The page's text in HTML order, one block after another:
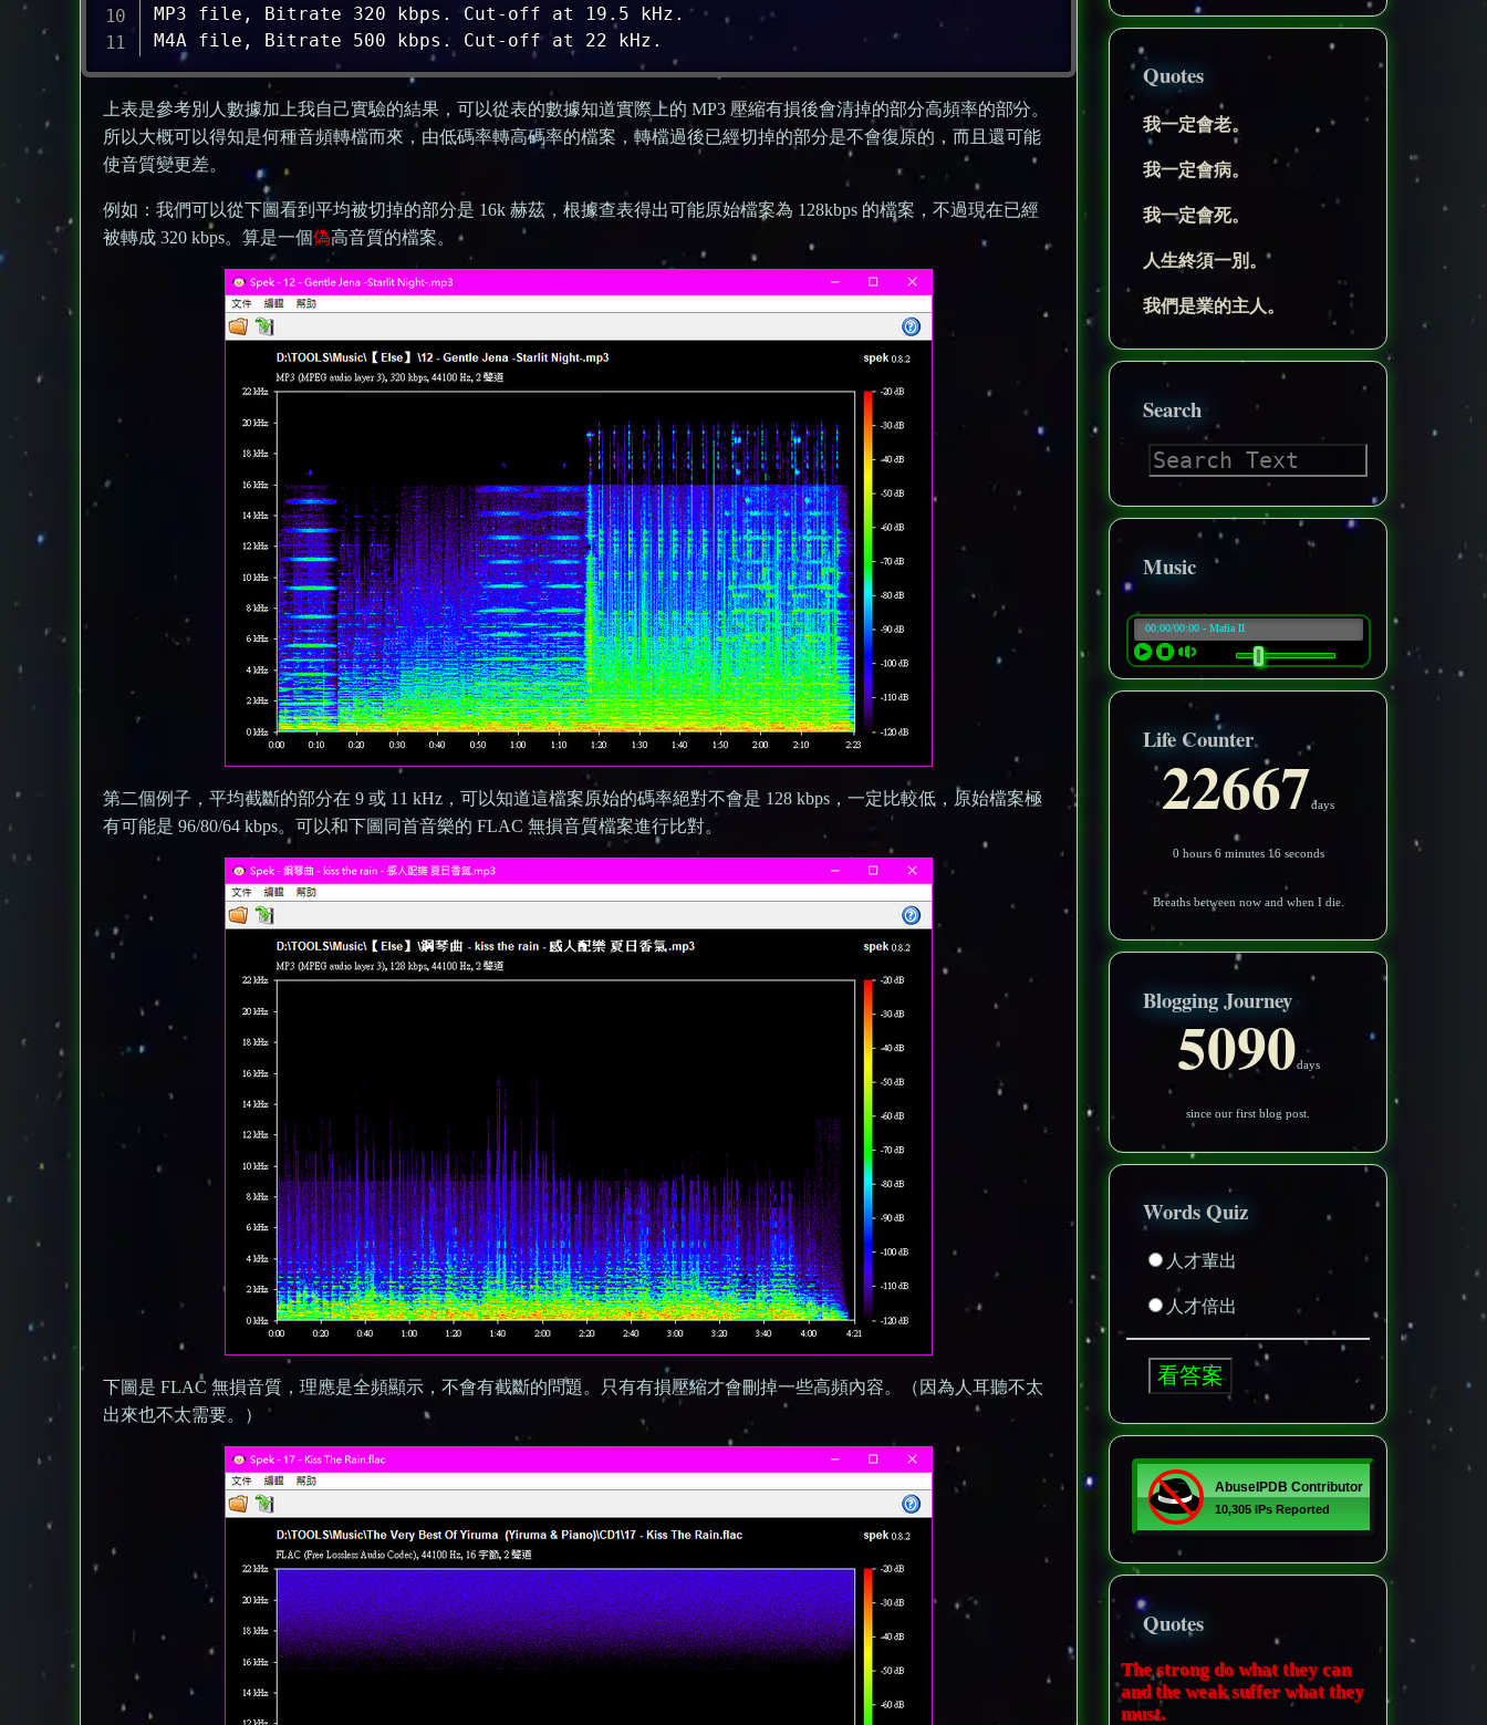
MP3 file, Bitrate 320 kbps. Cut-off at 19.5 kHz.
M4A file, Bitrate 500 kbps. Cut-off at 22 kHz.
上表是參考別人數據加上我自己實驗的結果，可以從表的數據知道實際上的 MP3 壓縮有損後會清掉的部分高頻率的部分。
所以大概可以得知是何種音頻轉檔而來，由低碼率轉高碼率的檔案，轉檔過後已經切掉的部分是不會復原的，而且還可能
使音質變更差。
例如：我們可以從下圖看到平均被切掉的部分是 16k 赫茲，根據查表得出可能原始檔案為 128kbps 的檔案，不過現在已經
被轉成 320 kbps。算是一個偽高音質的檔案。
第二個例子，平均截斷的部分在 9 或 11 kHz，可以知道這檔案原始的碼率絕對不會是 128 kbps，一定比較低，原始檔案極
有可能是 96/80/64 kbps。可以和下圖同首音樂的 FLAC 無損音質檔案進行比對。
下圖是 FLAC 無損音質，理應是全頻顯示，不會有截斷的問題。只有有損壓縮才會刪掉一些高頻內容。（因為人耳聽不太
出來也不太需要。）
Quotes
我一定會老。
我一定會病。
我一定會死。
人生終須一別。
我們是業的主人。
Search
Music
Life Counter
22667days
0 hours 6 minutes 12 seconds
Breaths between now and when I die.
Blogging Journey
5090days
since our first blog post.
Words Quiz
人才輩出
人才倍出
Quotes
The strong do what they can
and the weak suffer what they
must.